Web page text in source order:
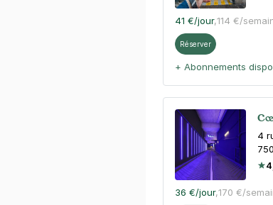
41 €/jour,114 €/
Réserver
+ Abonnements
4
36 €/jour,170 €/